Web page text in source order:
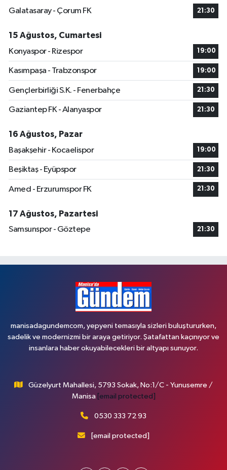
Galatasaray - Çorum FK
21:30
15 Ağustos, Cumartesi
Konyaspor - Rizespor
19:00
Kasımpaşa - Trabzonspor 19:00
Gençlerbirliği S.K. - Fenerbahçe 21:30
Gaziantep FK - Alanyaspor 21:30
16 Ağustos, Pazar
Başakşehir - Kocaelispor
19:00
Beşiktaş - Eyüpspor 21:30
Amed - Erzurumspor FK 21:30
17 Ağustos, Pazartesi
Samsunspor - Göztepe
21:30
manisadagundemcom, yepyeni temasıyla sizleri buluştururken,
sadelik ve modernizmi bir araya getiriyor. Şatafattan kaçınıyor ve
insanlara haber okuyabilecekleri bir altyapı sunuyor.
Güzelyurt Mahallesi, 5793 Sokak, No:1/C - Yunusemre /
Manisa [email protected]
0530 333 72 93
[email protected]